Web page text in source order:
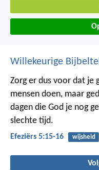
Willekeurige
Zorg er dus voor dat je
mensen doen, maar
dagen die God je nog
slechte tijd.
Efeziërs 5:15-16 wijsheid